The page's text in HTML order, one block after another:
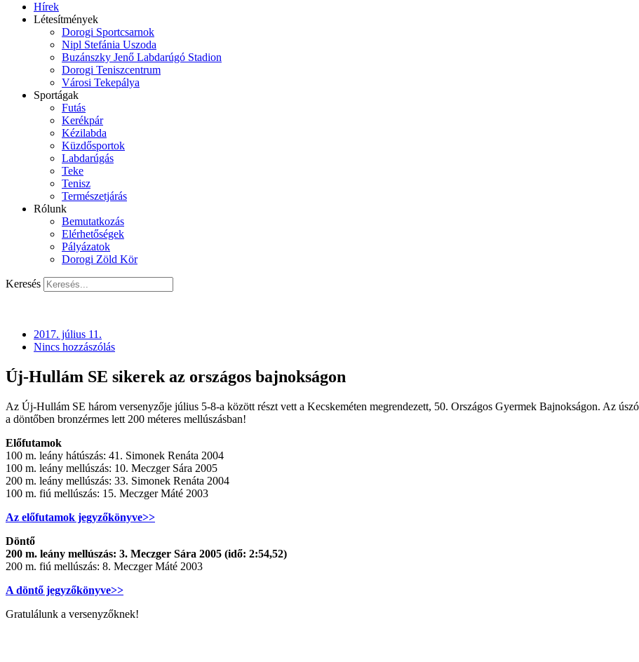
Hírek
Létesítmények
Dorogi Sportcsarnok
Nipl Stefánia Uszoda
Buzánszky Jenő Labdarúgó Stadion
Dorogi Teniszcentrum
Városi Tekepálya
Sportágak
Futás
Kerékpár
Kézilabda
Küzdősportok
Labdarúgás
Teke
Tenisz
Természetjárás
Rólunk
Bemutatkozás
Elérhetőségek
Pályázatok
Dorogi Zöld Kör
Keresés
2017. július 11.
Nincs hozzászólás
Új-Hullám SE sikerek az országos bajnokságon
Az Új-Hullám SE három versenyzője július 5-8-a között részt vett a Kecskeméten megrendezett, 50. Országos Gyermek Bajnokságon. Az
a döntőben bronzérmes lett 200 méteres mellúszásban!
Előfutamok
100 m. leány hátúszás: 41. Simonek Renáta 2004
100 m. leány mellúszás: 10. Meczger Sára 2005
200 m. leány mellúszás: 33. Simonek Renáta 2004
100 m. fiú mellúszás: 15. Meczger Máté 2003
Az előfutamok jegyzőkönyve>>
Döntő
200 m. leány mellúszás: 3. Meczger Sára 2005 (idő: 2:54,52)
200 m. fiú mellúszás: 8. Meczger Máté 2003
A döntő jegyzőkönyve>>
Gratulálunk a versenyzőknek!